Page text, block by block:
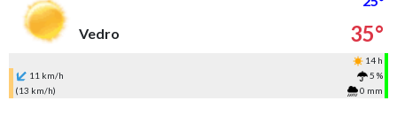
Vedro
35°
14 h
11 km/h
5 %
(13 km/h)
0 mm